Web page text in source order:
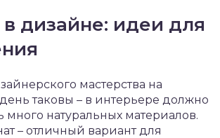
дизайне: идеи для
мастерства на
таковы – в интерьере должно
много натуральных материалов.
– отличный вариант для